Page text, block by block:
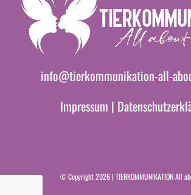
info@tierkommunikation-all-
Impressum |
© Copyright 2026 | TIERKOMMUNIKATION All